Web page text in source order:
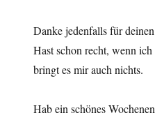
Danke jedenfalls für
Hast schon recht, wenn
bringt es mir auch nichts.
Hab ein schönes